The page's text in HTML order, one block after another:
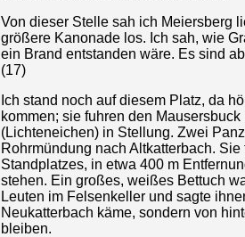
Von dieser Stelle sah ich Meiersberg
größere Kanonade los. Ich sah, wie
ein Brand entstanden wäre. Es sind
(17)
Ich stand noch auf diesem Platz, da
kommen; sie fuhren den
(Lichteneichen) in Stellung. Zwei
Rohrmündung nach Altkatterbach.
Standplatzes, in etwa 400 m
stehen. Ein großes, weißes Bettuch
Leuten im Felsenkeller und sagte
Neukatterbach käme, sondern von
bleiben.